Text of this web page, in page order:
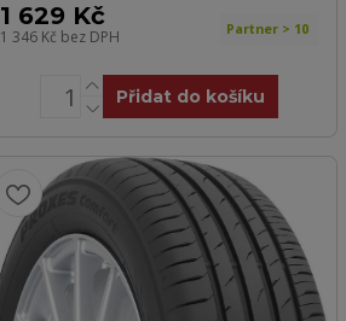
1 629 Kč
1 346 Kč bez DPH Partner > 10
Přidat do košíku